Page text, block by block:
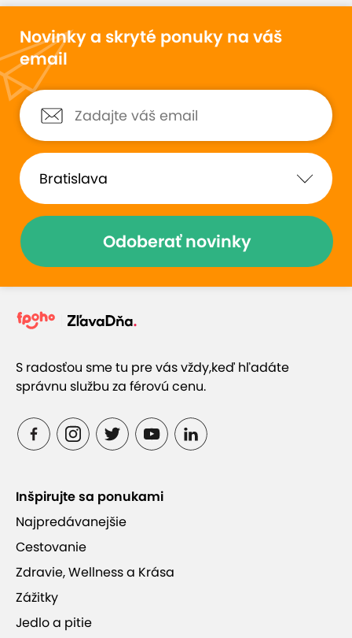
Novinky a skryté ponuky na váš
email
Odoberať novinky
S radosťou sme tu pre vás vždy,keď hľadáte
správnu službu za férovú cenu.
Inšpirujte sa ponukami
Najpredávanejšie
Cestovanie
Zdravie, Wellness a Krása
Zážitky
Jedlo a pitie